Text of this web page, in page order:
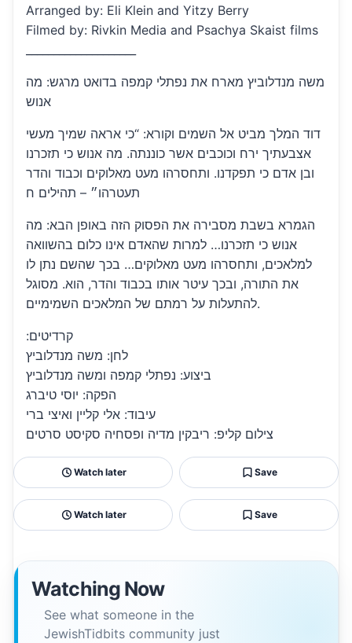
Arranged by: Eli Klein and Yitzy Berry
Filmed by: Rivkin Media and Psachya Skaist films
משה מנדלוביץ מארח את נפתלי קמפה בדואט מרגש: מה
אנוש
דוד המלך מביט אל השמים וקורא: “כי אראה שמיך מעשי
אצבעתיך ירח וכוכבים אשר כוננתה. מה אנוש כי תזכרנו
ובן אדם כי תפקדנו. ותחסרהו מעט מאלוקים וכבוד והדר
תעטרהו״ – תהילים ח
הגמרא בשבת מסבירה את הפסוק הזה באופן הבא: מה
אנוש כי תזכרנו… למרות שהאדם אינו כלום בהשוואה
למלאכים, ותחסרהו מעט מאלוקים… בכך שהשם נתן לו
את התורה, ובכך עיטר אותו בכבוד והדר, הוא. מסוגל
להתעלות על רמתם של המלאכים השמימיים.
:קרדיטים
לחן: משה מנדלוביץ
ביצוע: נפתלי קמפה ומשה מנדלוביץ
הפקה: יוסי טיברג
עיבוד: אלי קליין ואיצי ברי
צילום קליפ: ריבקין מדיה ופסחיה סקיסט סרטים
Watch later Save
Watch later Save
Watching Now
See what someone in the
JewishTidbits community just